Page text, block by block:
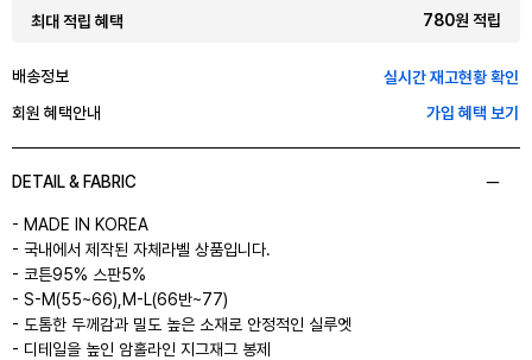
최대 적립 혜택 780원 적립
배송정보
실시간 재고현황 확인
회원 혜택안내
가입 혜택 보기
DETAIL & FABRIC
- MADE IN KOREA
- 국내에서 제작된 자체라벨 상품입니다.
- 코튼95% 스판5%
- S-M(55~66),M-L(66반~77)
- 도톰한 두께감과 밀도 높은 소재로 안정적인 실루엣
- 디테일을 높인 암홀라인 지그재그 봉제